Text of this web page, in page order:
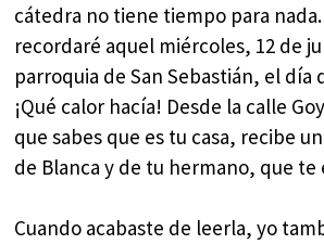
cátedra no tiene tiempo para
recordaré aquel miércoles, 12 de
parroquia de San Sebastián, el día
¡Qué calor hacía! Desde la calle
que sabes que es tu casa, recibe
de Blanca y de tu hermano, que te
Cuando acabaste de leerla, yo